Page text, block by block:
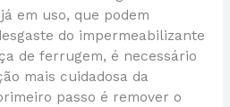
em uso, que podem
do impermeabilizante
de ferrugem, é necessário
mais cuidadosa da
passo é remover o